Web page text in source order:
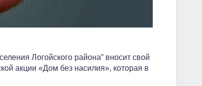
Логойского района” вносит свой
акции «Дом без насилия», которая в